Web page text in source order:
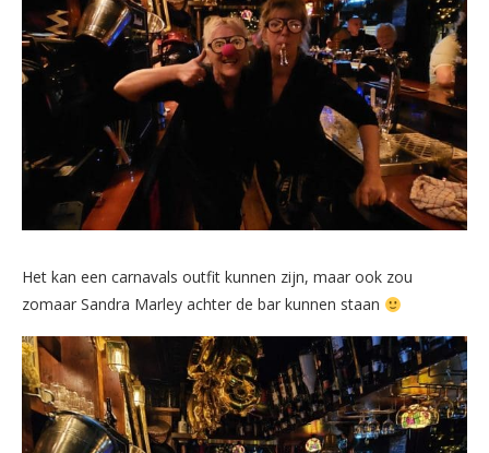
Het kan een carnavals outfit kunnen zijn, maar ook zou
zomaar Sandra Marley achter de bar kunnen staan